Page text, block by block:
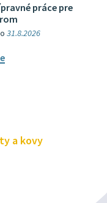
práce pre
31.8.2026
a kovy